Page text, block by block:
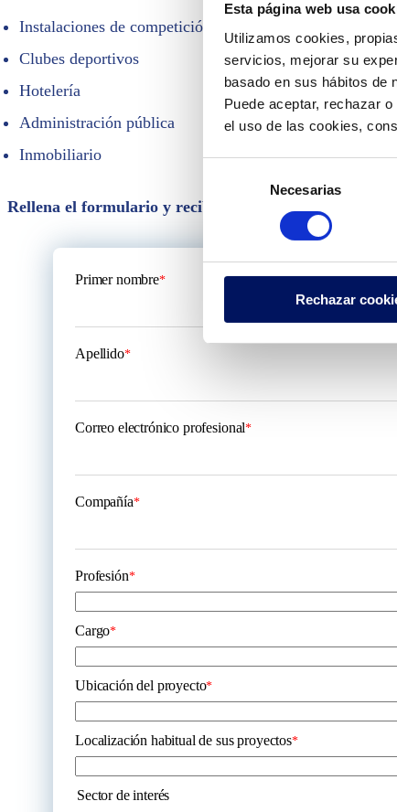
Esta página web usa
Utilizamos cookies,
servicios, mejorar su
basado en sus hábitos de
Puede aceptar, rechazar
el uso de las cookies,
consentimiento
Necesarias
Rechazar
Instalaciones de competición
Clubes deportivos
Hotelería
Administración pública
Inmobiliario
Rellena el formulario y recibe asistencia,
Primer nombre*
Apellido*
Correo electrónico profesional*
Compañía*
Profesión*
Cargo*
Ubicación del proyecto*
Localización habitual de sus proyectos*
Sector de interés